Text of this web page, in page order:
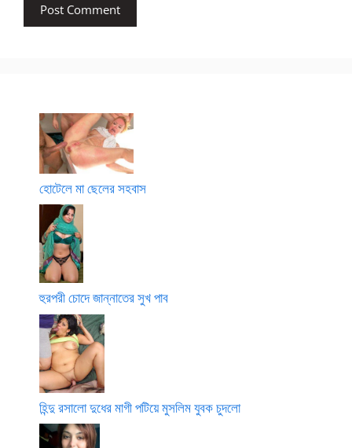
হোটেলে মা ছেলের সহবাস
হুরপরী চোদে জান্নাতের সুখ পাব
হিন্দু রসালো দুধের মাগী পটিয়ে মুসলিম যুবক চুদলো